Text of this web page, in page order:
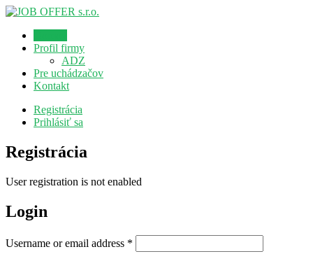
Profil firmy
ADZ
Pre uchádzačov
Kontakt
Registrácia
Prihlásiť sa
Registrácia
User registration is not enabled
Login
Username or email address *